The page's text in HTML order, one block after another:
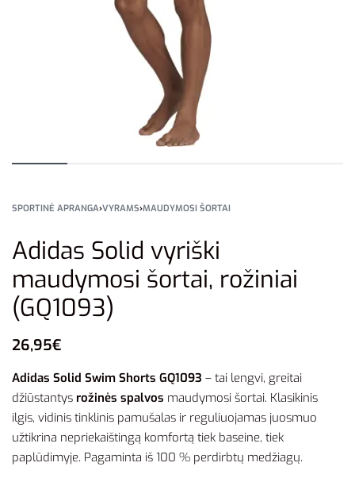
SPORTINĖ APRANGA›VYRAMS›MAUDYMOSI ŠORTAI
Adidas Solid vyriški
maudymosi šortai, rožiniai
(GQ1093)
26,95€
Adidas Solid Swim Shorts GQ1093 – tai lengvi, greitai
džiūstantys rožinės spalvos maudymosi šortai. Klasikinis
ilgis, vidinis tinklinis pamušalas ir reguliuojamas juosmuo
užtikrina nepriekaištingą komfortą tiek baseine, tiek
paplūdimyje. Pagaminta iš 100 % perdirbtų medžiagų.